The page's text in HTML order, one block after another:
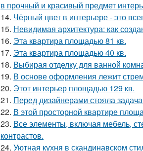
в прочный и красивый предмет
14. Чёрный цвет в интерьере - это
15. Невидимая архитектура: как
16. Эта квартира площадью 81 кв.
17. Эта квартира площадью 40 кв.
18. Выбирая отделку для ванной
19. В основе оформления лежит
20. Этот интерьер площадью 129 кв.
21. Перед дизайнерами стояла
22. В этой просторной квартире
23. Все элементы, включая мебель,
контрастов.
24. Уютная кухня в скандинавском